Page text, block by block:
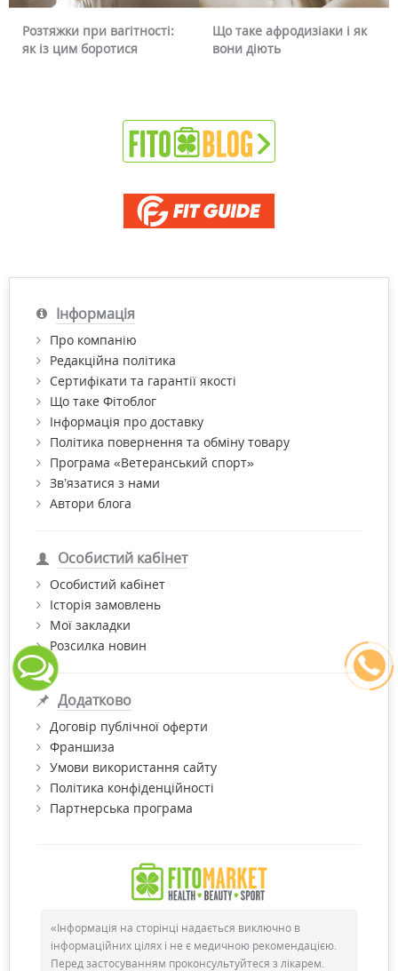
Що таке афродизіаки і як
вони діють
Чому червоніє обличчя і
чи можна це прибрати
Інформація
Про компанію
Редакційна політика
Сертифікати та гарантії якості
Що таке Фітоблог
Інформація про доставку
Політика повернення та обміну товару
Програма «Ветеранський спорт»
Зв’язатися з нами
Автори блога
Особистий кабінет
Особистий кабінет
Історія замовлень
Мої закладки
Розсилка новин
Додатково
Договір публічної оферти
Франшиза
Умови використання сайту
Політика конфіденційності
Партнерська програма
«Інформація на сторінці надається виключно в
інформаційних цілях і не є медичною рекомендацією.
Перед застосуванням проконсультуйтеся з лікарем.